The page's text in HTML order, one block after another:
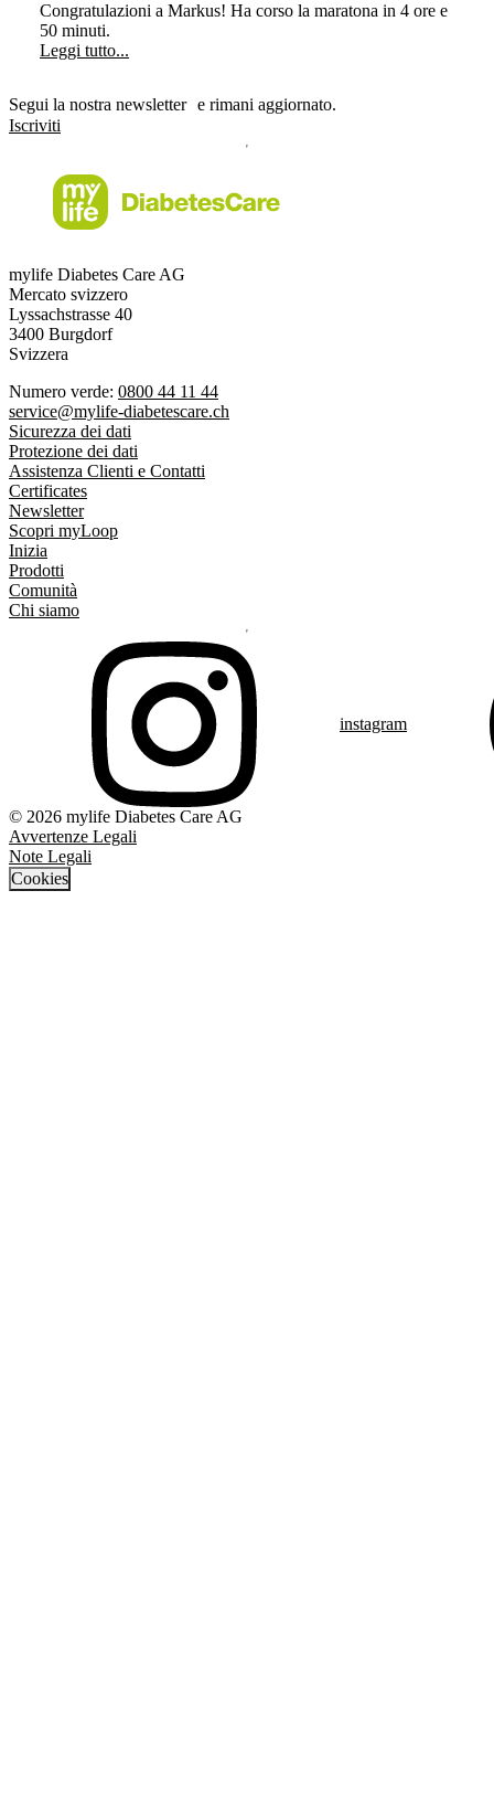
Congratulazioni a Markus! Ha corso la maratona in 4 ore e
50 minuti.
Leggi tutto...
Segui la nostra newsletter e rimani aggiornato.
Iscriviti
mylife Diabetes Care AG
Mercato svizzero
Lyssachstrasse 40
3400 Burgdorf
Svizzera
Numero verde: 0800 44 11 44
service@mylife-diabetescare.ch
Sicurezza dei dati
Protezione dei dati
Assistenza Clienti e Contatti
Certificates
Newsletter
Scopri myLoop
Inizia
Prodotti
Comunità
Chi siamo
instagram
© 2026 mylife Diabetes Care AG
Avvertenze Legali
Note Legali
Cookies